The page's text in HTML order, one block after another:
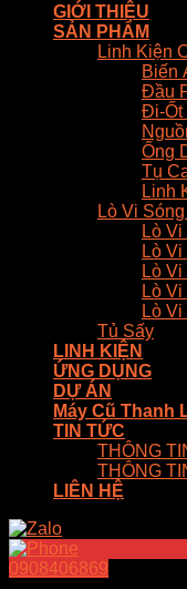
GIỚI THIỆU
SẢN PHẨM
Linh Kiện
Biến
Đầu
Đi-Ốt
Ống
Tụ
Linh
Lò Vi
Lò
Lò
Lò
Lò
Lò
Tủ Sấy
LINH KIỆN
ỨNG DỤNG
DỰ ÁN
Máy Cũ Thanh
TIN TỨC
THÔNG
THÔNG
LIÊN HỆ
0908406869